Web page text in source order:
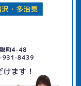
・多治見
町4-48
931-8439
ます！